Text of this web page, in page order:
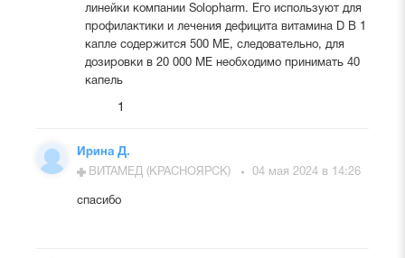
линейки компании Solopharm. Его используют для
профилактики и лечения дефицита витамина D В 1
капле содержится 500 МЕ, следовательно, для
дозировки в 20 000 МЕ необходимо принимать 40
капель
1
Ирина Д.
ВИТАМЕД (КРАСНОЯРСК)
04 мая 2024 в 14:26
спасибо